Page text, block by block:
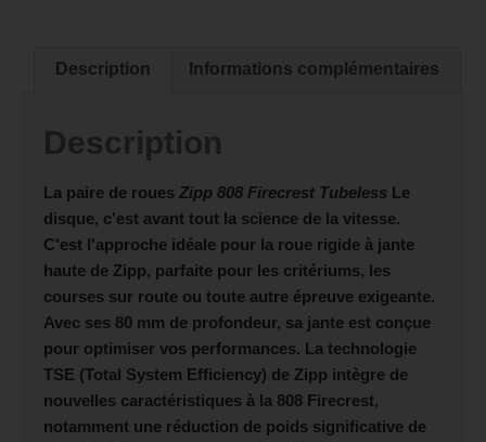
Description Informations complémentaires
Description
La paire de roues Zipp 808 Firecrest Tubeless Le
disque, c'est avant tout la science de la vitesse.
C'est l'approche idéale pour la roue rigide à jante
haute de Zipp, parfaite pour les critériums, les
courses sur route ou toute autre épreuve exigeante.
Avec ses 80 mm de profondeur, sa jante est conçue
pour optimiser vos performances. La technologie
TSE (Total System Efficiency) de Zipp intègre de
nouvelles caractéristiques à la 808 Firecrest,
notamment une réduction de poids significative de